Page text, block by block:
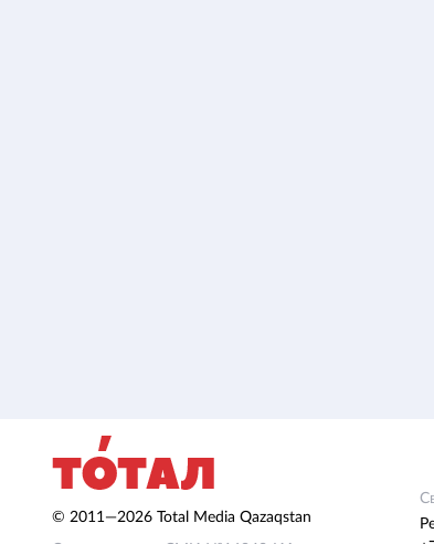
© 2011—2026 Total Media Qazaqstan